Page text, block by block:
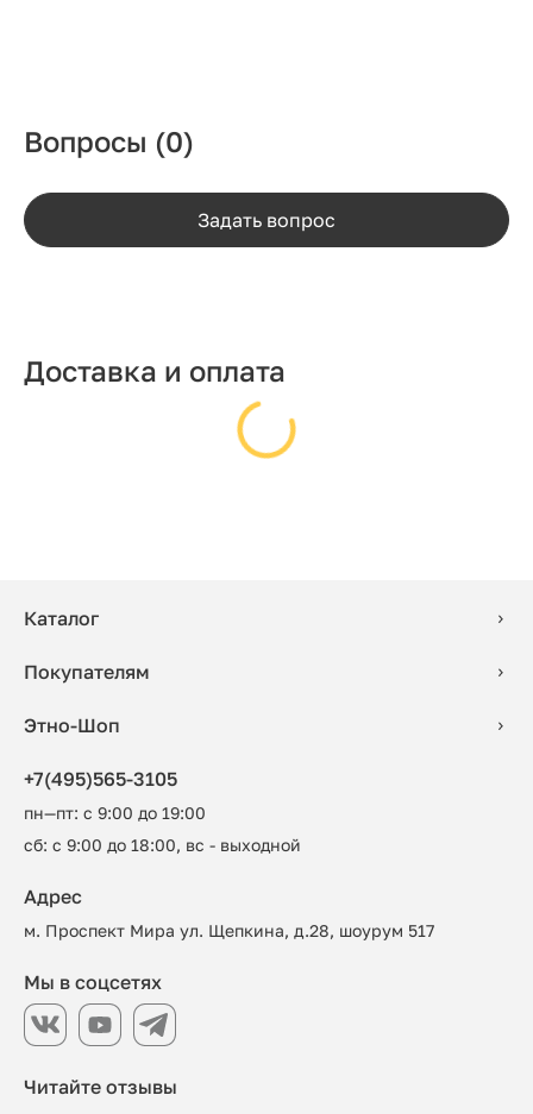
Вопросы (0)
Задать вопрос
Доставка и оплата
Каталог
Покупателям
Этно-Шоп
+7(495)565-3105
пн—пт: с 9:00 до 19:00
сб: с 9:00 до 18:00, вс - выходной
Читайте отзывы
Адрес
м. Проспект Мира ул. Щепкина, д.28, шоурум 517
Мы в соцсетях